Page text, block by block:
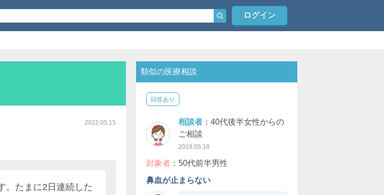
ログイン
2022.05.15
。たまに2日連続した
類似の医療相談
回答あり
相談者：40代後半女性からの
ご相談
2019.05.18
対象者：50代前半男性
鼻血が止まらない